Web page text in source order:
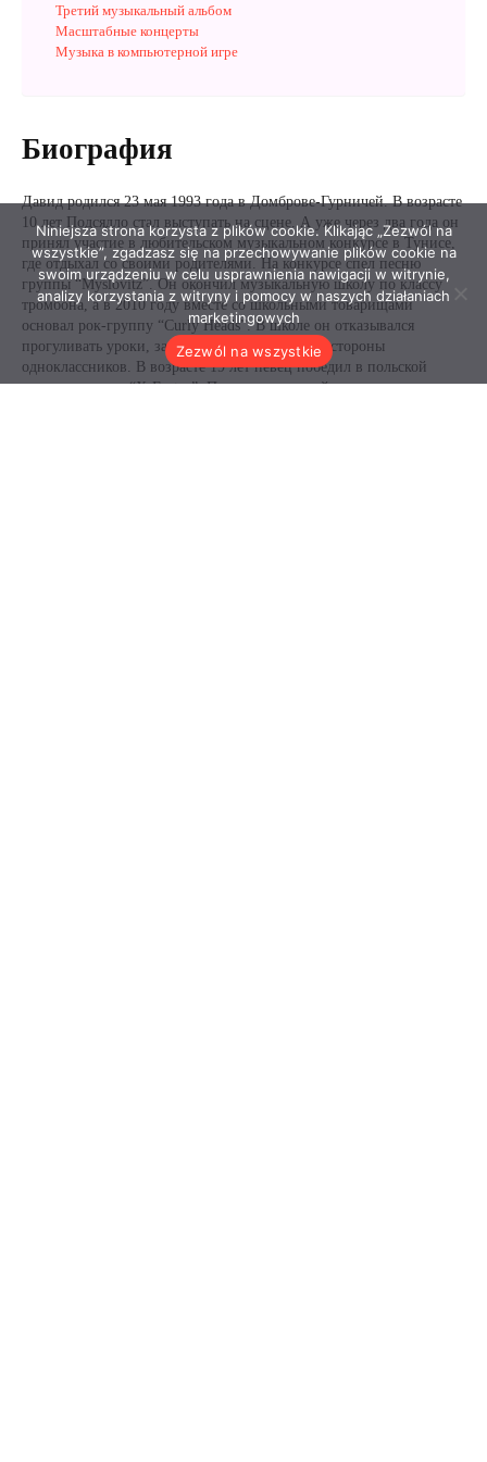
Niniejsza strona korzysta z plików cookie. Klikając „Zezwól na
wszystkie”, zgadzasz się na przechowywanie plików cookie na
swoim urządzeniu w celu usprawnienia nawigacji w witrynie,
analizy korzystania z witryny i pomocy w naszych działaniach
marketingowych
Zezwól na wszystkie